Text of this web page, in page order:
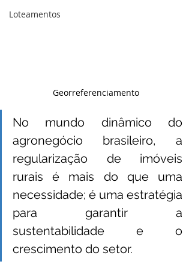
Loteamentos
Georreferenciamento
No mundo dinâmico do
agronegócio brasileiro, a
regularização de imóveis
rurais é mais do que uma
necessidade; é uma estratégia
para garantir a
sustentabilidade e o
crescimento do setor.